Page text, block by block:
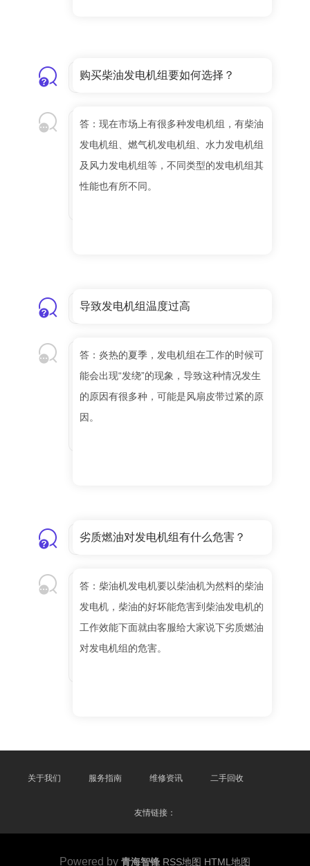
购买柴油发电机组要如何选择？
答：现在市场上有很多种发电机组，有柴油
发电机组、燃气机发电机组、水力发电机组
及风力发电机组等，不同类型的发电机组其
性能也有所不同。
导致发电机组温度过高
答：炎热的夏季，发电机组在工作的时候可
能会出现“发绕”的现象，导致这种情况发生
的原因有很多种，可能是风扇皮带过紧的原
因。
劣质燃油对发电机组有什么危害？
答：柴油机发电机要以柴油机为然料的柴油
发电机，柴油的好坏能危害到柴油发电机的
工作效能下面就由客服给大家说下劣质燃油
对发电机组的危害。
关于我们 服务指南 维修资讯 二手回收
友情链接：
Powered by 青海智锋 RSS地图 HTML地图